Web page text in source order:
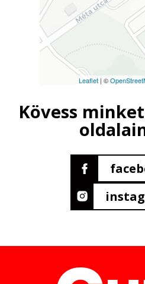
Leaflet| ©
Kövess